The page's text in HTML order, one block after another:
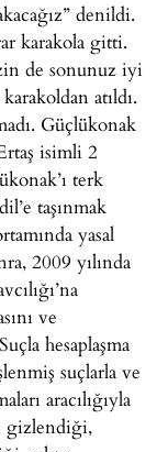
denildi.
karakola gitti.
de sonunuz iyi
atıldı.
Güçlükonak
isimli 2
terk
taşınmak
yasal
2009 yılında
ve
hesaplaşma
suçlarla ve
aracılığıyla
gizlendiği,